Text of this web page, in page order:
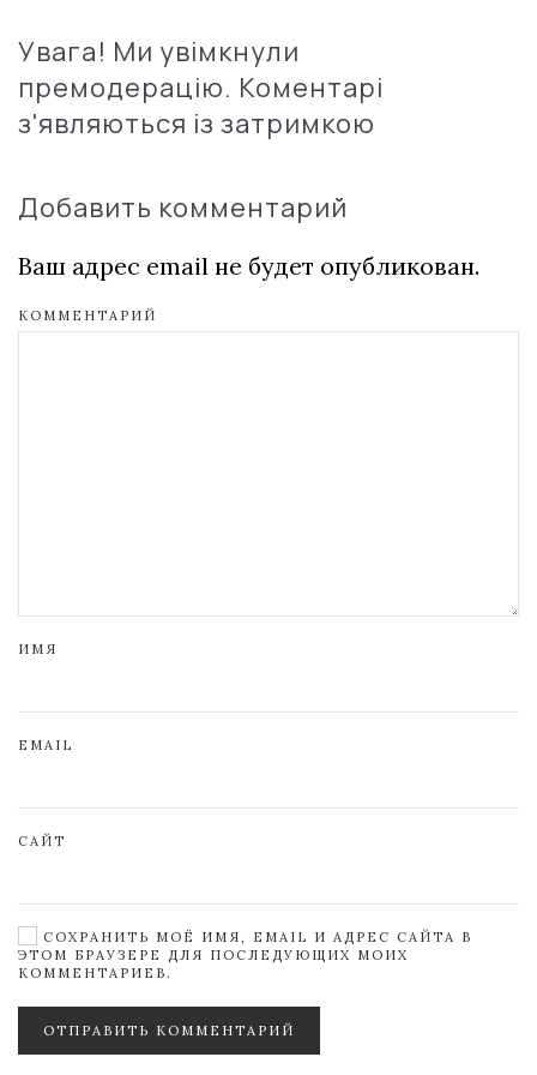
Увага! Ми увімкнули
премодерацію. Коментарі
з'являються із затримкою
Добавить комментарий
Ваш адрес email не будет опубликован.
КОММЕНТАРИЙ
ИМЯ
EMAIL
САЙТ
СОХРАНИТЬ МОЁ ИМЯ, EMAIL И АДРЕС САЙТА В
ЭТОМ БРАУЗЕРЕ ДЛЯ ПОСЛЕДУЮЩИХ МОИХ
КОММЕНТАРИЕВ.
ОТПРАВИТЬ КОММЕНТАРИЙ